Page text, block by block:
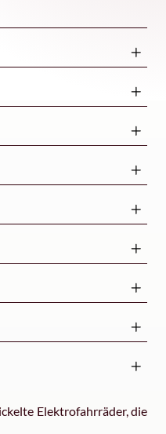
Elektrofahrräder, die